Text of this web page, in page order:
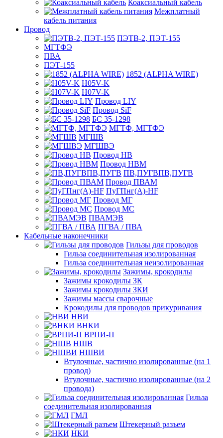
Коаксиальный кабель
Межплатный
кабель питания
Провод
ПЭТВ-2, ПЭТ-155
МГТФЭ
ПВА
ПЭТ-155
1852 (ALPHA WIRE)
H05V-K
H07V-K
Провод LIY
Провод SiF
БС 35-1298
МГТФ, МГТФЭ
МГШВ
МГШВЭ
Провод НВ
Провод НВМ
ПВ,ПУГВПВ,ПУГВ
Провод ПВАМ
ПуГПнг(A)-HF
Провод МГ
Провод МС
ПВАМЭВ
ПГВА / ПВА
Кабельные наконечники
Гильзы для проводов
Гильза соединительная изолированная
Гильза соединительная неизолированная
Зажимы, крокодилы
Зажимы крокодилы ЗК
Зажимы крокодилы ЗКИ
Зажимы массы сварочные
Крокодилы для проводов прикуривания
НВИ
ВНКИ
ВРПИ-П
НШВ
НШВИ
Втулочные, частично изолированные (на 1
провод)
Втулочные, частично изолированные (на 2
провода)
Гильза
соединительная изолированная
ГМЛ
Штекерный разъем
НКИ